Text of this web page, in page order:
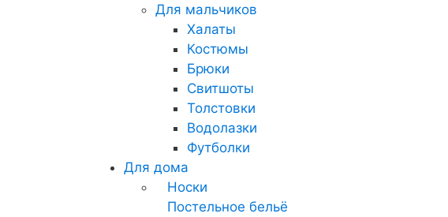
Для мальчиков
Халаты
Костюмы
Брюки
Свитшоты
Толстовки
Водолазки
Футболки
Для дома
Носки
Постельное бельё